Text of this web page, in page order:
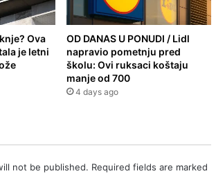
Ova
je letni
OD DANAS U PONUDI / Lidl
napravio pometnju pred
školu: Ovi ruksaci koštaju
manje od 700
4 days ago
not be published. Required fields are marked